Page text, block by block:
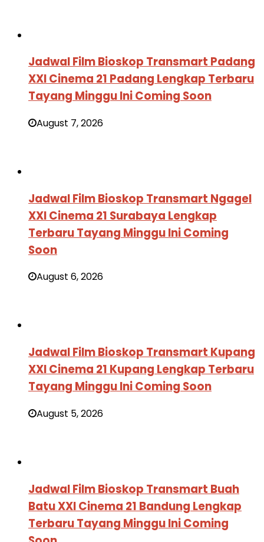
Jadwal Film Bioskop Transmart Padang
XXI Cinema 21 Padang Lengkap Terbaru
Tayang Minggu Ini Coming Soon
August 7, 2026
Jadwal Film Bioskop Transmart Ngagel
XXI Cinema 21 Surabaya Lengkap
Terbaru Tayang Minggu Ini Coming
Soon
August 6, 2026
Jadwal Film Bioskop Transmart Kupang
XXI Cinema 21 Kupang Lengkap Terbaru
Tayang Minggu Ini Coming Soon
August 5, 2026
Jadwal Film Bioskop Transmart Buah
Batu XXI Cinema 21 Bandung Lengkap
Terbaru Tayang Minggu Ini Coming